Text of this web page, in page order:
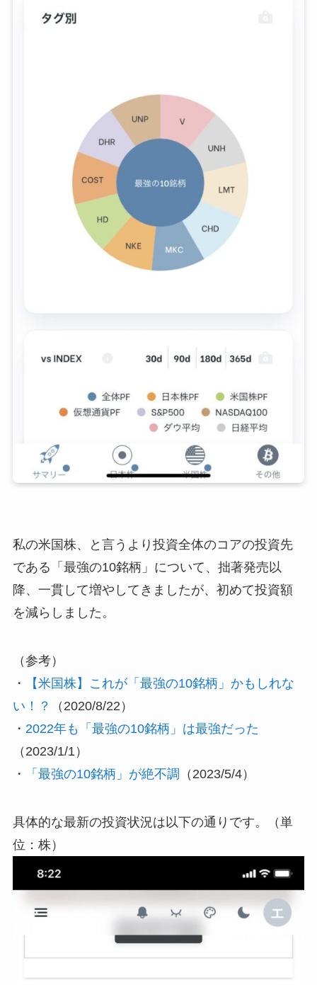
私の米国株、と言うより投資全体のコアの投資先
である「最強の10銘柄」について、拙著発売以
降、一貫して増やしてきましたが、初めて投資額
を減らしました。
（参考）
・
【米国株】これが「最強の10銘柄」かもしれな
い！？
（2020/8/22）
・ 2022年も「最強の10銘柄」は最強だった
（2023/1/1）
・
「最強の10銘柄」が絶不調 （2023/5/4）
具体的な最新の投資状況は以下の通りです。（単
位：株）